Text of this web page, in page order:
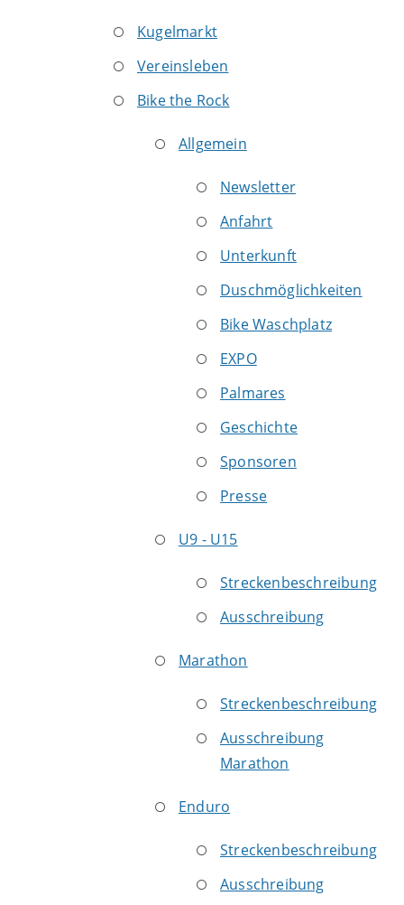
Kugelmarkt
Vereinsleben
Bike the Rock
Allgemein
Newsletter
Anfahrt
Unterkunft
Duschmöglichkeiten
Bike Waschplatz
EXPO
Palmares
Geschichte
Sponsoren
Presse
U9 - U15
Streckenbeschreibung
Ausschreibung
Marathon
Streckenbeschreibung
Ausschreibung
Marathon
Enduro
Streckenbeschreibung
Ausschreibung